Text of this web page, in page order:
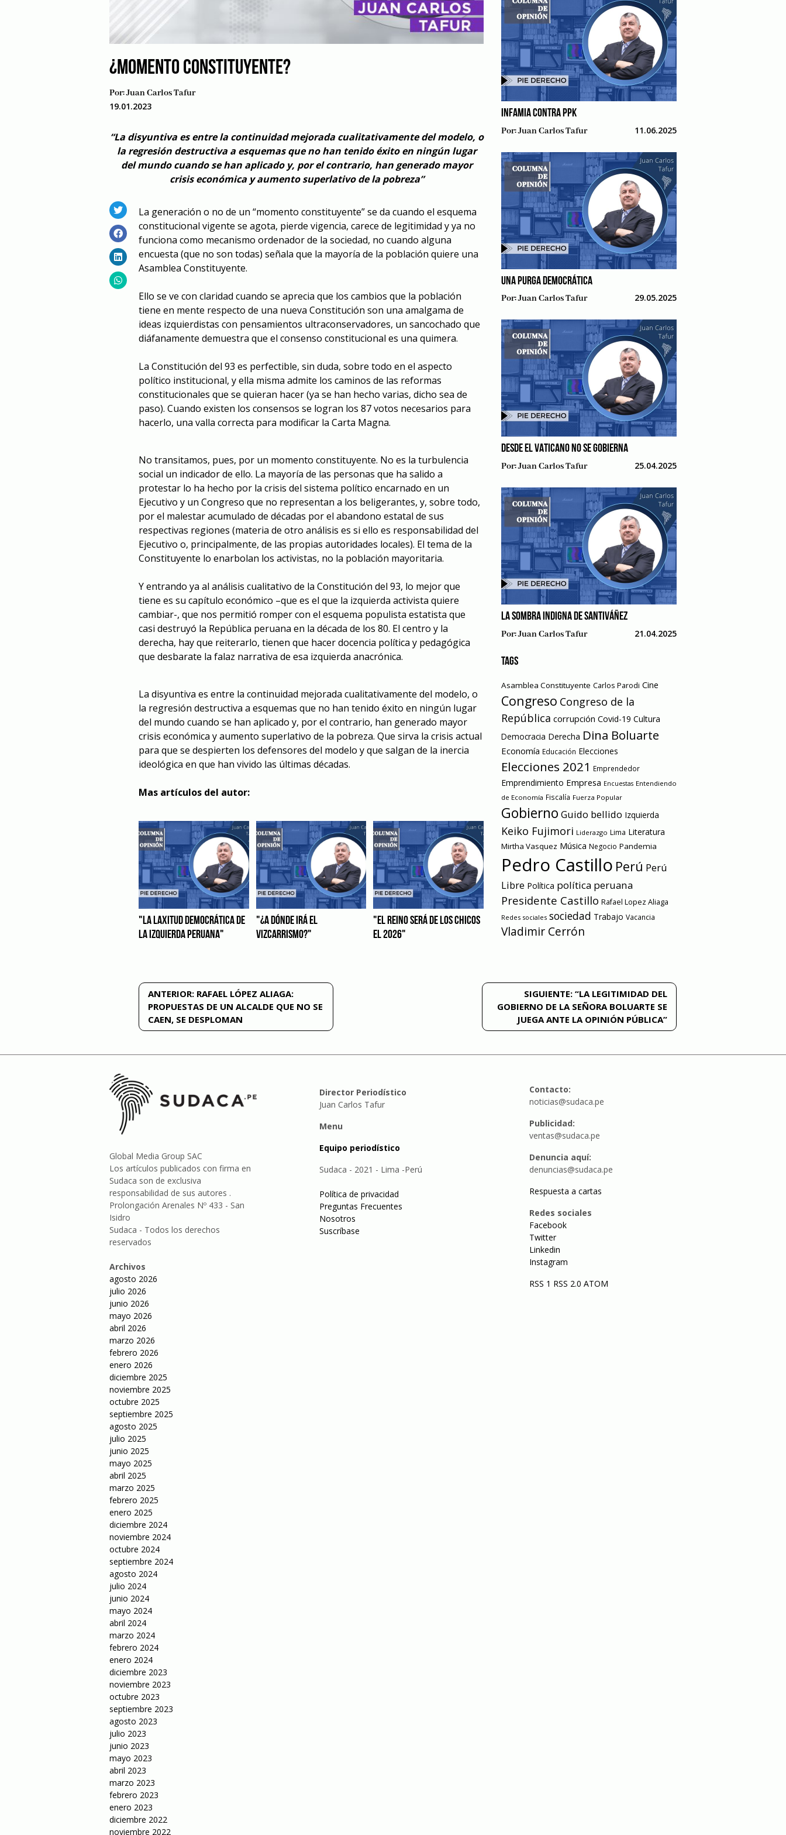
¿MOMENTO CONSTITUYENTE?
Por:Juan Carlos Tafur
19.01.2023
“La disyuntiva es entre la continuidad mejorada cualitativamente del modelo, o
la regresión destructiva a esquemas que no han tenido éxito en ningún lugar
del mundo cuando se han aplicado y, por el contrario, han generado mayor
crisis económica y aumento superlativo de la pobreza”
La generación o no de un “momento constituyente” se da cuando el esquema
constitucional vigente se agota, pierde vigencia, carece de legitimidad y ya no
funciona como mecanismo ordenador de la sociedad, no cuando alguna
encuesta (que no son todas) señala que la mayoría de la población quiere una
Asamblea Constituyente.
Ello se ve con claridad cuando se aprecia que los cambios que la población
tiene en mente respecto de una nueva Constitución son una amalgama de
ideas izquierdistas con pensamientos ultraconservadores, un sancochado que
diáfanamente demuestra que el consenso constitucional es una quimera.
La Constitución del 93 es perfectible, sin duda, sobre todo en el aspecto
político institucional, y ella misma admite los caminos de las reformas
constitucionales que se quieran hacer (ya se han hecho varias, dicho sea de
paso). Cuando existen los consensos se logran los 87 votos necesarios para
hacerlo, una valla correcta para modificar la Carta Magna.
No transitamos, pues, por un momento constituyente. No es la turbulencia
social un indicador de ello. La mayoría de las personas que ha salido a
protestar lo ha hecho por la crisis del sistema político encarnado en un
Ejecutivo y un Congreso que no representan a los beligerantes, y, sobre todo,
por el malestar acumulado de décadas por el abandono estatal de sus
respectivas regiones (materia de otro análisis es si ello es responsabilidad del
Ejecutivo o, principalmente, de las propias autoridades locales). El tema de la
Constituyente lo enarbolan los activistas, no la población mayoritaria.
Y entrando ya al análisis cualitativo de la Constitución del 93, lo mejor que
tiene es su capítulo económico –que es el que la izquierda activista quiere
cambiar-, que nos permitió romper con el esquema populista estatista que
casi destruyó la República peruana en la década de los 80. El centro y la
derecha, hay que reiterarlo, tienen que hacer docencia política y pedagógica
que desbarate la falaz narrativa de esa izquierda anacrónica.
La disyuntiva es entre la continuidad mejorada cualitativamente del modelo, o
la regresión destructiva a esquemas que no han tenido éxito en ningún lugar
del mundo cuando se han aplicado y, por el contrario, han generado mayor
crisis económica y aumento superlativo de la pobreza. Que sirva la crisis actual
para que se despierten los defensores del modelo y que salgan de la inercia
ideológica en que han vivido las últimas décadas.
Mas artículos del autor:
"LA LAXITUD DEMOCRÁTICA DE
LA IZQUIERDA PERUANA"
"¿A DÓNDE IRÁ EL
VIZCARRISMO?"
"EL REINO SERÁ DE LOS CHICOS
EL 2026"
INFAMIA CONTRA PPK
Por:Juan Carlos Tafur 11.06.2025
UNA PURGA DEMOCRÁTICA
Por:Juan Carlos Tafur 29.05.2025
DESDE EL VATICANO NO SE GOBIERNA
Por:Juan Carlos Tafur 25.04.2025
LA SOMBRA INDIGNA DE SANTIVÁÑEZ
Por:Juan Carlos Tafur 21.04.2025
TAGS
Asamblea Constituyente Carlos Parodi Cine
Congreso Congreso de la
República corrupción Covid-19 Cultura
Democracia Derecha Dina Boluarte
Economía Educación Elecciones
Elecciones 2021 Emprendedor
Emprendimiento Empresa Encuestas Entendiendo
de Economía Fiscalía Fuerza Popular
Gobierno Guido bellido Izquierda
Keiko Fujimori Liderazgo Lima Literatura
Mirtha Vasquez Música Negocio Pandemia
Pedro Castillo Perú Perú
Libre Política política peruana
Presidente Castillo Rafael Lopez Aliaga
Redes sociales sociedad Trabajo Vacancia
Vladimir Cerrón
Navegación
de
entradas
ANTERIOR: RAFAEL LÓPEZ ALIAGA:
PROPUESTAS DE UN ALCALDE QUE NO SE
CAEN, SE DESPLOMAN
SIGUIENTE: “LA LEGITIMIDAD DEL
GOBIERNO DE LA SEÑORA BOLUARTE SE
JUEGA ANTE LA OPINIÓN PÚBLICA”
Global Media Group SAC
Los artículos publicados con firma en
Sudaca son de exclusiva
responsabilidad de sus autores .
Prolongación Arenales Nº 433 - San
Isidro
Sudaca - Todos los derechos
reservados
Archivos
agosto 2026
julio 2026
junio 2026
mayo 2026
abril 2026
marzo 2026
febrero 2026
enero 2026
diciembre 2025
noviembre 2025
octubre 2025
septiembre 2025
agosto 2025
julio 2025
junio 2025
mayo 2025
abril 2025
marzo 2025
febrero 2025
enero 2025
diciembre 2024
noviembre 2024
octubre 2024
septiembre 2024
agosto 2024
julio 2024
junio 2024
mayo 2024
abril 2024
marzo 2024
febrero 2024
enero 2024
diciembre 2023
noviembre 2023
octubre 2023
septiembre 2023
agosto 2023
julio 2023
junio 2023
mayo 2023
abril 2023
marzo 2023
febrero 2023
enero 2023
diciembre 2022
noviembre 2022
Director Periodístico
Juan Carlos Tafur
Menu
Equipo periodístico
Sudaca - 2021 - Lima -Perú
Política de privacidad
Preguntas Frecuentes
Nosotros
Suscríbase
Contacto:
noticias@sudaca.pe
Publicidad:
ventas@sudaca.pe
Denuncia aquí:
denuncias@sudaca.pe
Respuesta a cartas
Redes sociales
Facebook
Twitter
Linkedin
Instagram
RSS 1 RSS 2.0 ATOM